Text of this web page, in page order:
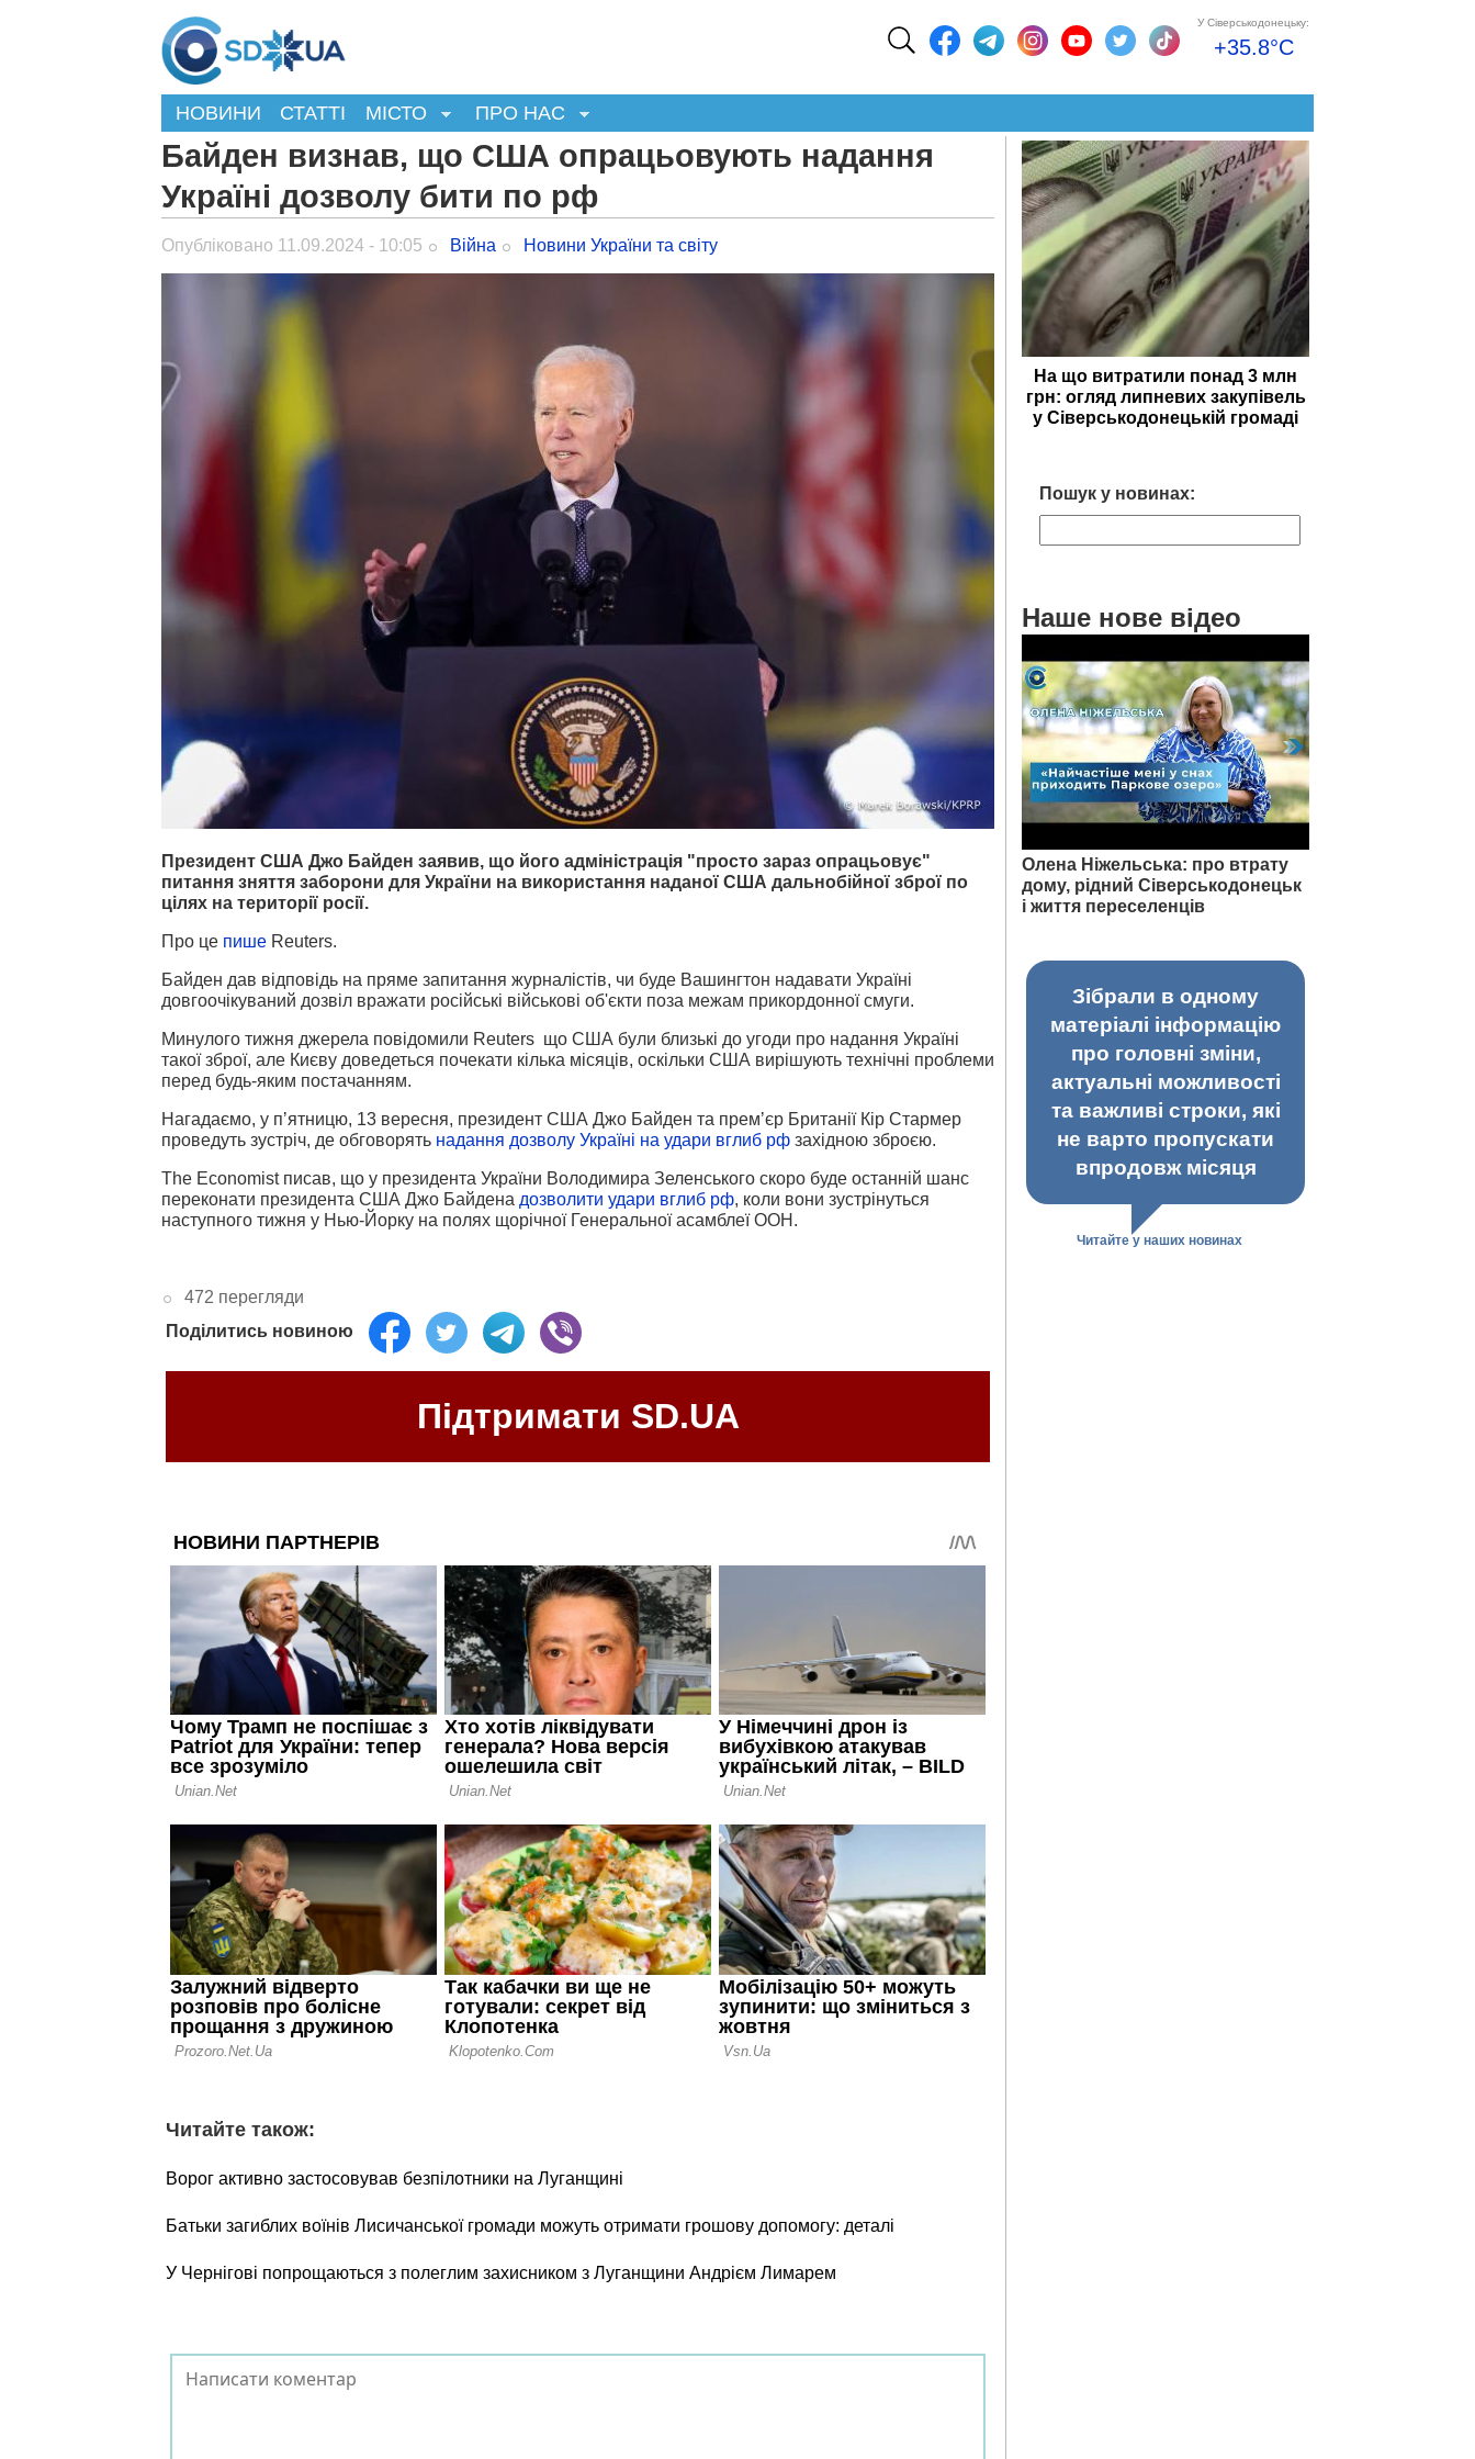
У Сіверськодонецьку:
+35.8°C
НОВИНИ СТАТТІ МІСТО ПРО НАС
Байден визнав, що США опрацьовують надання
Україні дозволу бити по рф
Опубліковано 11.09.2024 - 10:05 Війна Новини України та світу
Президент США Джо Байден заявив, що його адміністрація "просто зараз опрацьовує"
питання зняття заборони для України на використання наданої США дальнобійної зброї по
цілях на території росії.
Про це пише Reuters.
Байден дав відповідь на пряме запитання журналістів, чи буде Вашингтон надавати Україні
довгоочікуваний дозвіл вражати російські військові об'єкти поза межам прикордонної смуги.
Минулого тижня джерела повідомили Reuters що США були близькі до угоди про надання Україні
такої зброї, але Києву доведеться почекати кілька місяців, оскільки США вирішують технічні проблеми
перед будь-яким постачанням.
Нагадаємо, у пʼятницю, 13 вересня, президент США Джо Байден та премʼєр Британії Кір Стармер
проведуть зустріч, де обговорять надання дозволу Україні на удари вглиб рф західною зброєю.
The Economist писав, що у президента України Володимира Зеленського скоро буде останній шанс
переконати президента США Джо Байдена дозволити удари вглиб рф, коли вони зустрінуться
наступного тижня у Нью-Йорку на полях щорічної Генеральної асамблеї ООН.
472 перегляди
Поділитись новиною
Підтримати SD.UA
Читайте також:
Ворог активно застосовував безпілотники на Луганщині
Батьки загиблих воїнів Лисичанської громади можуть отримати грошову допомогу: деталі
У Чернігові попрощаються з полеглим захисником з Луганщини Андрієм Лимарем
На що витратили понад 3 млн
грн: огляд липневих закупівель
у Сіверськодонецькій громаді
Пошук у новинах:
Наше нове відео
Олена Ніжельська: про втрату
дому, рідний Сіверськодонецьк
і життя переселенців
Зібрали в одному
матеріалі інформацію
про головні зміни,
актуальні можливості
та важливі строки, які
не варто пропускати
впродовж місяця
Читайте у наших новинах